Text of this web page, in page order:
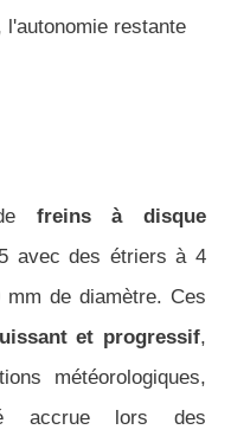
l'autonomie restante
freins à disque
avec des étriers à 4
de diamètre. Ces
et progressif,
météorologiques,
accrue lors des